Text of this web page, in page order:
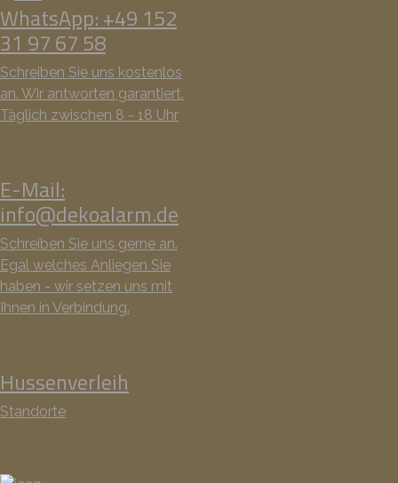
WhatsApp: +49 152
31 97 67 58
Schreiben Sie uns kostenlos
an. Wir antworten garantiert.
Täglich zwischen 8 - 18 Uhr
E-Mail:
info@dekoalarm.de
Schreiben Sie uns gerne an.
Egal welches Anliegen Sie
haben - wir setzen uns mit
Ihnen in Verbindung.
Hussenverleih
Standorte